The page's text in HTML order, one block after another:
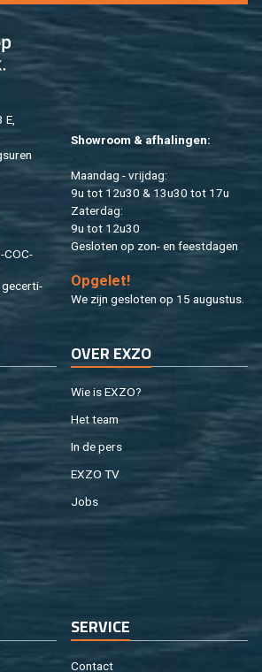
ge­cer­ti­
Show­room & af­ha­lin­gen:
Maan­dag - vrij­dag:
9u tot 12u30 & 13u30 tot 17u
Za­ter­dag:
9u tot 12u30
Ge­slo­ten op zon- en feest­da­gen
Op­ge­let!
We zijn ge­slo­ten op 15 au­gus­tus.
OVER EXZO
Wie is EXZO?
Het team
In de pers
EXZO TV
Jobs
SER­VI­CE
Con­tact